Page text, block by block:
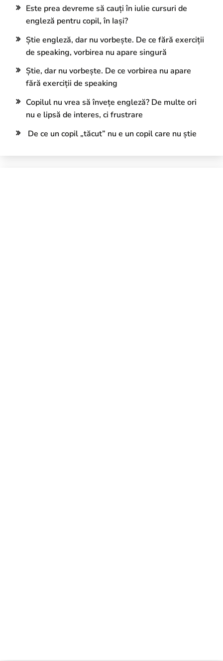
Este prea devreme să cauți în iulie cursuri de
engleză pentru copil, în Iași?
Știe engleză, dar nu vorbește. De ce fără exerciții
de speaking, vorbirea nu apare singură
Știe, dar nu vorbește. De ce vorbirea nu apare
fără exerciții de speaking
Copilul nu vrea să învețe engleză? De multe ori
nu e lipsă de interes, ci frustrare
De ce un copil „tăcut” nu e un copil care nu știe